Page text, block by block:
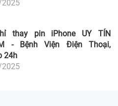
thay pin iPhone UY TÍN
- Bệnh Viện Điện Thoại,
24h